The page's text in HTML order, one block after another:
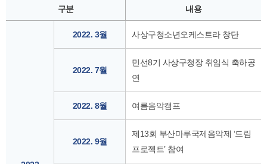
구분 내용
2022. 3월 사상구청소년오케스트라 창단
2022. 7월
민선8기 사상구청장 취임식 축하공
연
2022. 8월 여름음악캠프
2022. 9월
제13회 부산마루국제음악제 ‘드림
프로젝트’ 참여